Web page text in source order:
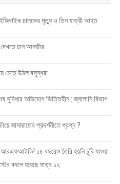
চালকের মৃত্যু ও তিন যাত্রী আহত
দেখতে চান আনভীর
মেতে উঠল বসুন্ধরা
সুবিধার অভিযোগ ভিত্তিহীন : জ্বালানি বিভাগ
জামায়াতের প্রদর্শনীতে প্রশ্ন ?
১৪ বছরেও তৈরি হয়নি চুরি যাওয়া
বদলে হয়েছে মাত্র ১২